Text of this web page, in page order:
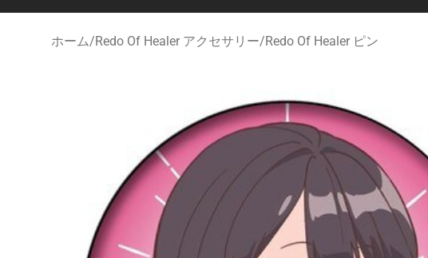
ホーム/Redo Of Healer アクセサリー/Redo Of Healer ピン